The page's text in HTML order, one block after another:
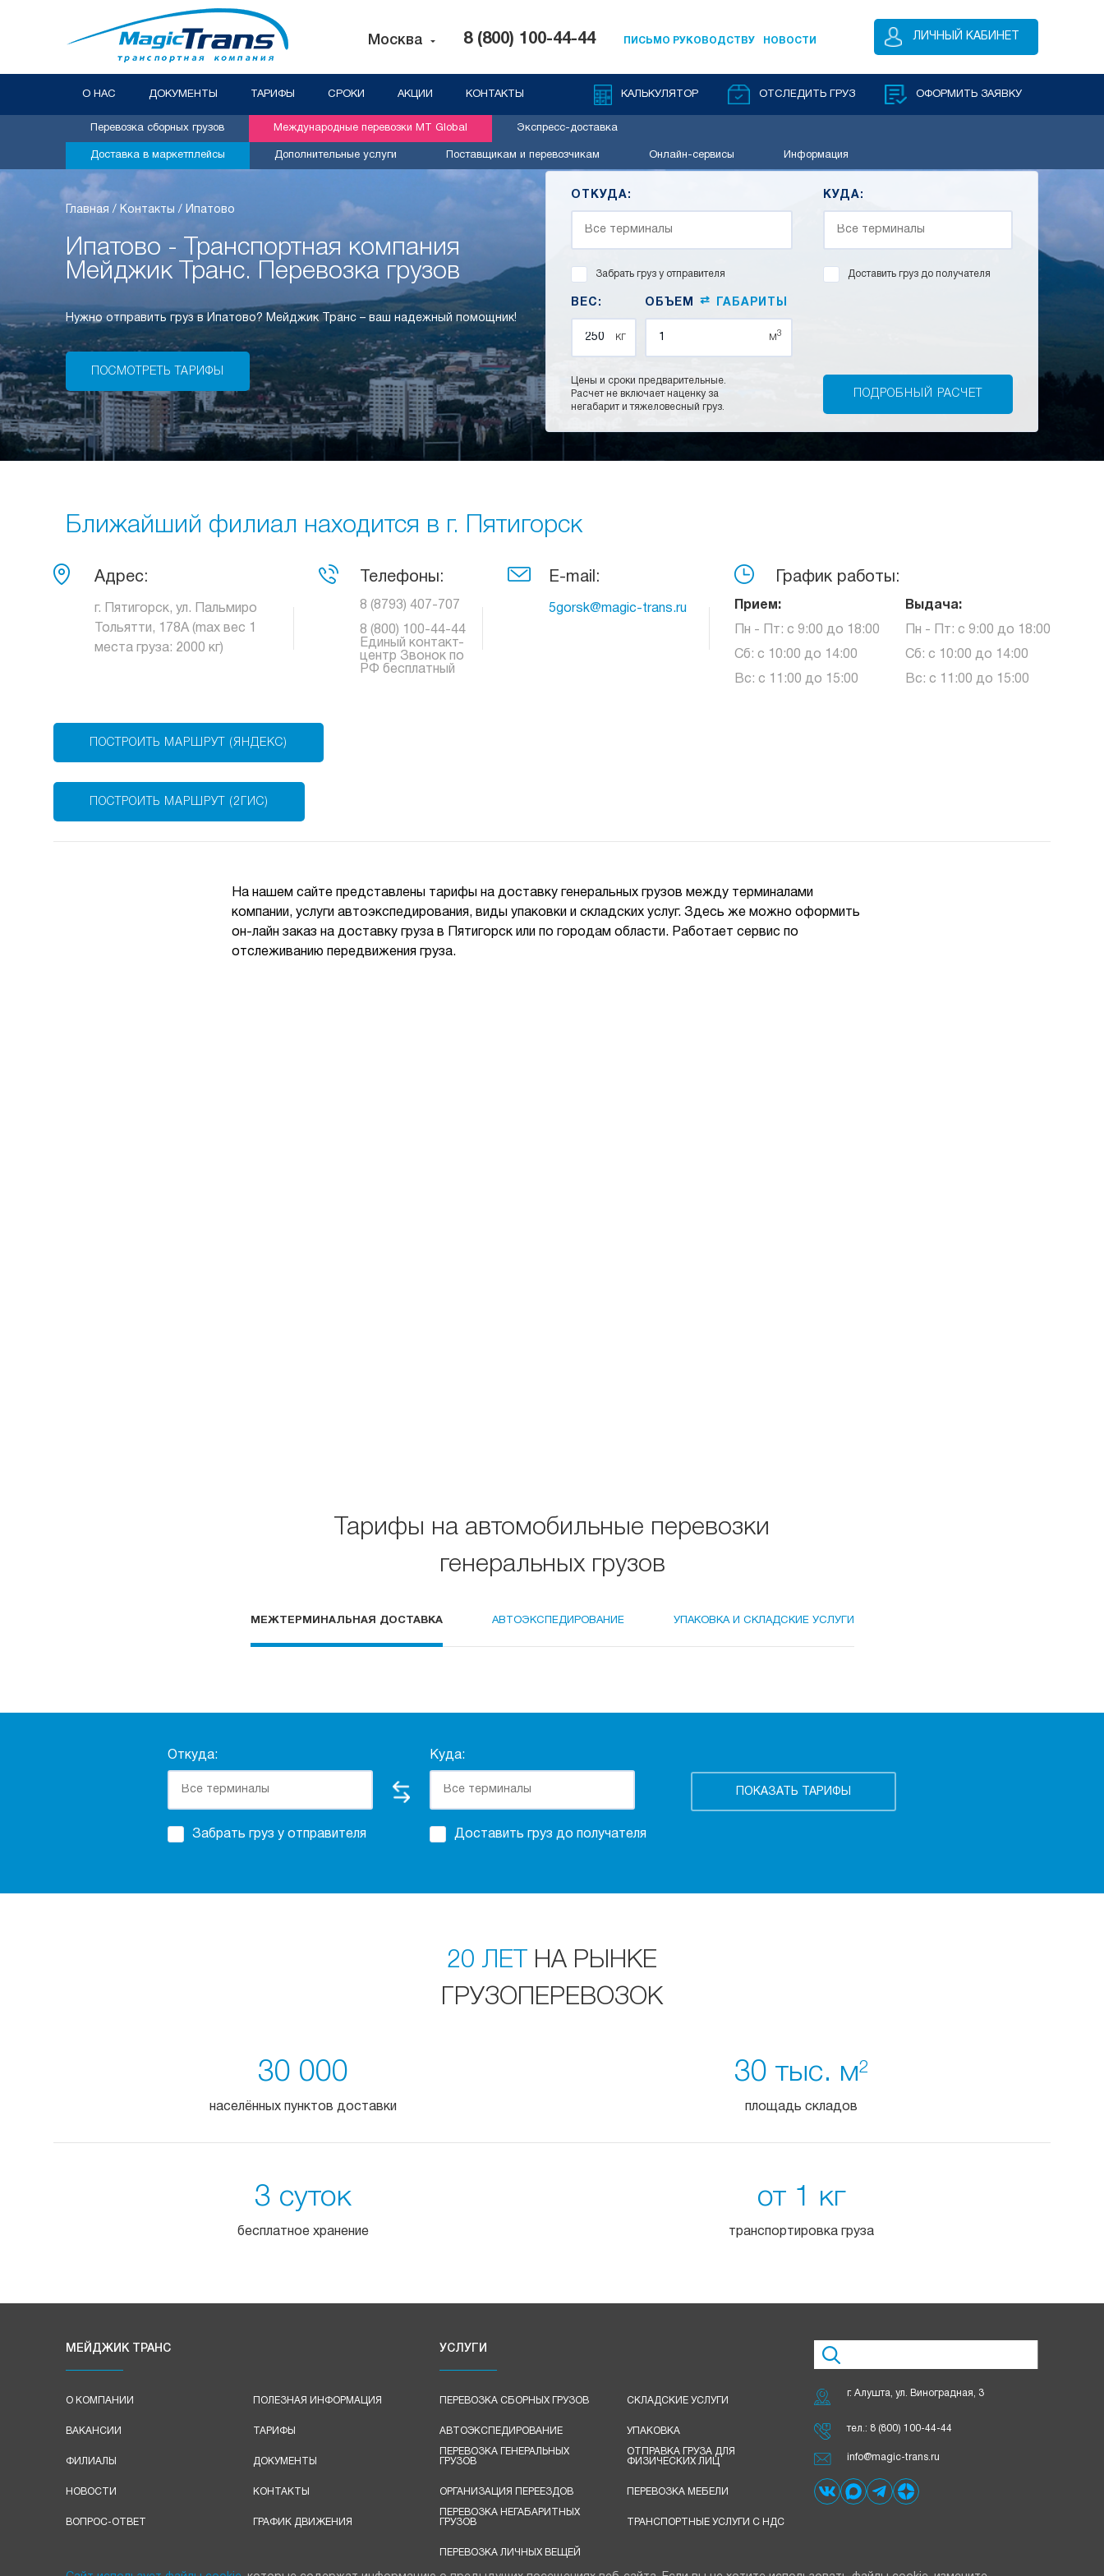
Москва 8 (800) 100-44-44 ПИСЬМО РУКОВОДСТВУ НОВОСТИ ЛИЧНЫЙ КАБИНЕТ
О НАС ДОКУМЕНТЫ ТАРИФЫ СРОКИ АКЦИИ КОНТАКТЫ КАЛЬКУЛЯТОР ОТСЛЕДИТЬ ГРУЗ ОФОРМИТЬ ЗАЯВКУ
Перевозка сборных грузов Международные перевозки MT Global Экспресс-доставка
Доставка в маркетплейсы Дополнительные услуги Поставщикам и перевозчикам Онлайн-сервисы Информация
Главная / Контакты / Ипатово
Ипатово - Транспортная компания
Мейджик Транс. Перевозка грузов
Нужно отправить груз в Ипатово? Мейджик Транс – ваш надежный помощник!
ПОСМОТРЕТЬ ТАРИФЫ
ОТКУДА:
Забрать груз у отправителя
КУДА:
Доставить груз до получателя
ВЕС:
кг
ОБЪЕМ ⇄ ГАБАРИТЫ
м3
Цены и сроки предварительные.
Расчет не включает наценку за
негабарит и тяжеловесный груз.
Ближайший филиал находится в г. Пятигорск
Адрес:
г. Пятигорск, ул. Пальмиро
Тольятти, 178А (max вес 1
места груза: 2000 кг)
Телефоны:
8 (8793) 407-707
8 (800) 100-44-44
Единый контакт-
центр Звонок по
РФ бесплатный
E-mail:
5gorsk@magic-trans.ru
График работы:
Прием:
Пн - Пт: с 9:00 до 18:00
Сб: с 10:00 до 14:00
Вс: с 11:00 до 15:00
Выдача:
Пн - Пт: с 9:00 до 18:00
Сб: с 10:00 до 14:00
Вс: с 11:00 до 15:00
ПОСТРОИТЬ МАРШРУТ (ЯНДЕКС)
ПОСТРОИТЬ МАРШРУТ (2ГИС)
На нашем сайте представлены тарифы на доставку генеральных грузов между терминалами
компании, услуги автоэкспедирования, виды упаковки и складских услуг. Здесь же можно оформить
он-лайн заказ на доставку груза в Пятигорск или по городам области. Работает сервис по
отслеживанию передвижения груза.
Тарифы на автомобильные перевозки
генеральных грузов
МЕЖТЕРМИНАЛЬНАЯ ДОСТАВКА АВТОЭКСПЕДИРОВАНИЕ УПАКОВКА И СКЛАДСКИЕ УСЛУГИ
Откуда:
Забрать груз у отправителя
Куда:
Доставить груз до получателя
20 ЛЕТ
НА РЫНКЕ
ГРУЗОПЕРЕВОЗОК
30 000
населённых пунктов доставки
30 тыс. м2
площадь складов
3 суток
бесплатное хранение
от 1 кг
транспортировка груза
МЕЙДЖИК ТРАНС
О КОМПАНИИ
ВАКАНСИИ
ФИЛИАЛЫ
НОВОСТИ
ВОПРОС-ОТВЕТ
ПОЛЕЗНАЯ ИНФОРМАЦИЯ
ТАРИФЫ
ДОКУМЕНТЫ
КОНТАКТЫ
ГРАФИК ДВИЖЕНИЯ
УСЛУГИ
ПЕРЕВОЗКА СБОРНЫХ ГРУЗОВ
АВТОЭКСПЕДИРОВАНИЕ
ПЕРЕВОЗКА ГЕНЕРАЛЬНЫХ
ГРУЗОВ
ОРГАНИЗАЦИЯ ПЕРЕЕЗДОВ
ПЕРЕВОЗКА НЕГАБАРИТНЫХ
ГРУЗОВ
ПЕРЕВОЗКА ЛИЧНЫХ ВЕЩЕЙ
СКЛАДСКИЕ УСЛУГИ
УПАКОВКА
ОТПРАВКА ГРУЗА ДЛЯ
ФИЗИЧЕСКИХ ЛИЦ
ПЕРЕВОЗКА МЕБЕЛИ
ТРАНСПОРТНЫЕ УСЛУГИ С НДС
г. Алушта, ул. Виноградная, 3
тел.: 8 (800) 100-44-44
info@magic-trans.ru